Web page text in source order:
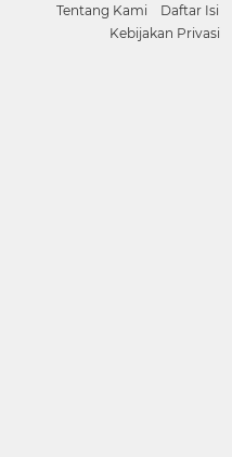
Tentang Kami Daftar Isi
Kebijakan Privasi